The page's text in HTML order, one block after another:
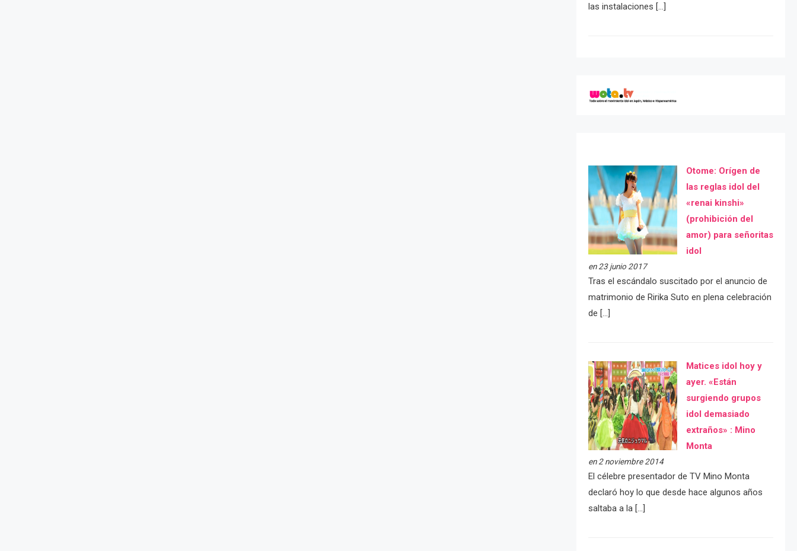
las instalaciones […]
Otome: Orígen de
las reglas idol del
«renai kinshi»
(prohibición del
amor) para señoritas
idol
en 23 junio 2017
Tras el escándalo suscitado por el anuncio de
matrimonio de Ririka Suto en plena celebración
de […]
Matices idol hoy y
ayer. «Están
surgiendo grupos
idol demasiado
extraños» : Mino
Monta
en 2 noviembre 2014
El célebre presentador de TV Mino Monta
declaró hoy lo que desde hace algunos años
saltaba a la […]